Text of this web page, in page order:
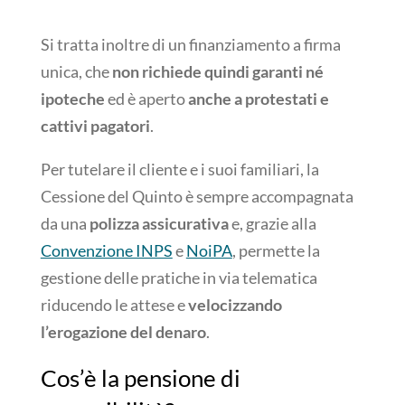
Si tratta inoltre di un finanziamento a firma
unica, chenon richiede quindi garanti né
ipotecheed è apertoanche a protestati e
cattivi pagatori.
Per tutelare il cliente e i suoi familiari, la
Cessione del Quinto è sempre accompagnata
da una polizza assicurativae, grazie alla
Convenzione INPSeNoiPA, permette la
gestione delle pratiche in via telematica
riducendo le attese evelocizzando
l’erogazione del denaro.
Cos’è la pensione di